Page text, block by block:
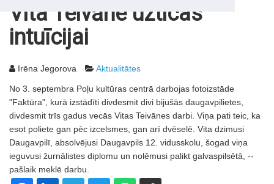
Vita Teivāne uzticas
intuīcijai
Irēna Jegorova Aktualitātes
No 3. septembra Poļu kultūras centrā darbojas fotoizstāde
"Faktūra", kurā izstādīti divdesmit divi bijušās daugavpilietes,
divdesmit trīs gadus vecās Vitas Teivānes darbi. Viņa pati teic, ka
esot poliete gan pēc izcelsmes, gan arī dvēselē. Vita dzimusi
Daugavpilī, absolvējusi Daugavpils 12. vidusskolu, šogad viņa
ieguvusi žurnālistes diplomu un nolēmusi palikt galvaspilsētā, --
pašlaik meklē darbu.